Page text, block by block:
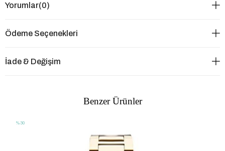
Yorumlar(0)
Ödeme Seçenekleri
İade & Değişim
Benzer Ürünler
%30